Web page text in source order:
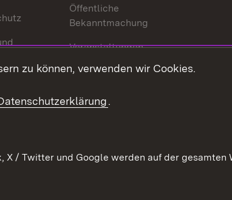
Öffentliche
Bekanntmachung
Veranstaltungen
Mediathek
Publikationen
zu können, verwenden wir Cookies.
.
/ Twitter und Google werden auf der gesamten